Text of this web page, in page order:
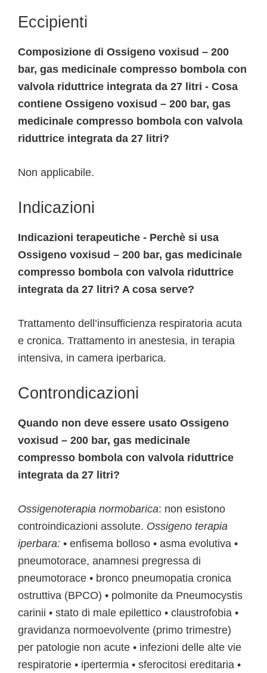
Eccipienti
Composizione di Ossigeno voxisud – 200
bar, gas medicinale compresso bombola con
valvola riduttrice integrata da 27 litri - Cosa
contiene Ossigeno voxisud – 200 bar, gas
medicinale compresso bombola con valvola
riduttrice integrata da 27 litri?
Non applicabile.
Indicazioni
Indicazioni terapeutiche - Perchè si usa
Ossigeno voxisud – 200 bar, gas medicinale
compresso bombola con valvola riduttrice
integrata da 27 litri? A cosa serve?
Trattamento dell’insufficienza respiratoria acuta
e cronica. Trattamento in anestesia, in terapia
intensiva, in camera iperbarica.
Controndicazioni
Quando non deve essere usato Ossigeno
voxisud – 200 bar, gas medicinale
compresso bombola con valvola riduttrice
integrata da 27 litri?
Ossigenoterapia normobarica: non esistono
controindicazioni assolute. Ossigeno terapia
iperbara: • enfisema bolloso • asma evolutiva •
pneumotorace, anamnesi pregressa di
pneumotorace • bronco pneumopatia cronica
ostruttiva (BPCO) • polmonite da Pneumocystis
carinii • stato di male epilettico • claustrofobia •
gravidanza normoevolvente (primo trimestre)
per patologie non acute • infezioni delle alte vie
respiratorie • ipertermia • sferocitosi ereditaria •